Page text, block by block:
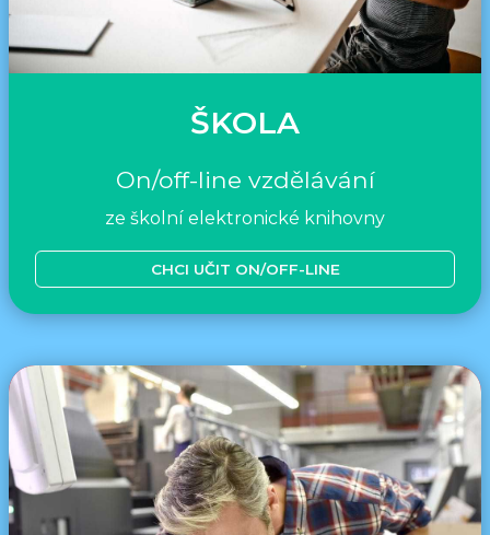
ŠKOLA
On/off-line vzdělávání
ze školní elektronické knihovny
CHCI UČIT ON/OFF-LINE